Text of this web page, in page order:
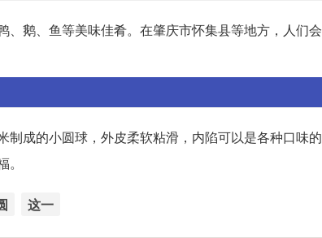
鹅、鱼等美味佳肴。在肇庆市怀集县等地方，人们会
成的小圆球，外皮柔软粘滑，内陷可以是各种口味的
这一